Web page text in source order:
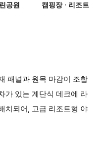
공원 캠핑장 · 리조트
패널과 원목 마감이 조합
가 있는 계단식 데크에 라
치되어, 고급 리조트형 야